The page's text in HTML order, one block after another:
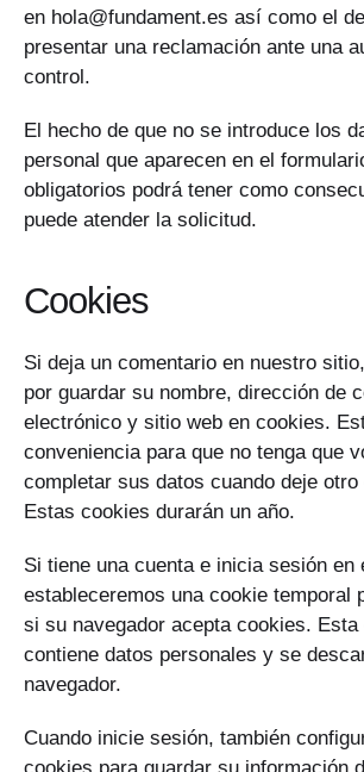
en hola@fundament.es así como el
presentar una reclamación ante una
control.
El hecho de que no se introduce los
personal que aparecen en el
obligatorios podrá tener como
puede atender la solicitud.
Cookies
Si deja un comentario en nuestro
por guardar su nombre, dirección de
electrónico y sitio web en cookies.
conveniencia para que no tenga que
completar sus datos cuando deje otro
Estas cookies durarán un año.
Si tiene una cuenta e inicia sesión en
estableceremos una cookie temporal
si su navegador acepta cookies. Esta
contiene datos personales y se
navegador.
Cuando inicie sesión, también